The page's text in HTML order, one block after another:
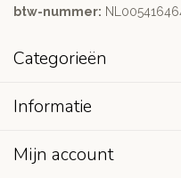
btw-nummer:
Categorieën
Informatie
Mijn account